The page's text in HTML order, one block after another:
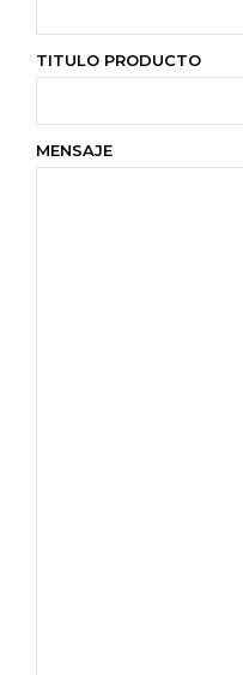
TITULO PRODUCTO
MENSAJE